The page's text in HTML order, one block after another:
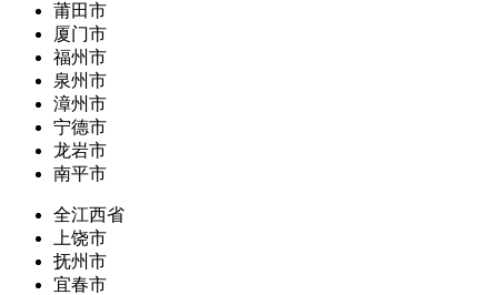
莆田市
厦门市
福州市
泉州市
漳州市
宁德市
龙岩市
南平市
全江西省
上饶市
抚州市
宜春市